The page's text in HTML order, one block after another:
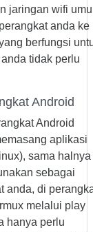
jaringan wifi
anda ke
berfungsi
tidak perlu
Android
Android
aplikasi
sama halnya
sebagai
anda, di
melalui play
hanya perlu